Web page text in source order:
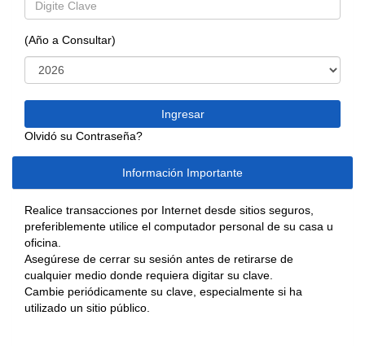
(Año a Consultar)
Ingresar
Olvidó su Contraseña?
Información Importante
Realice transacciones por Internet desde sitios seguros,
preferiblemente utilice el computador personal de su casa u
oficina.
Asegúrese de cerrar su sesión antes de retirarse de
cualquier medio donde requiera digitar su clave.
Cambie periódicamente su clave, especialmente si ha
utilizado un sitio público.